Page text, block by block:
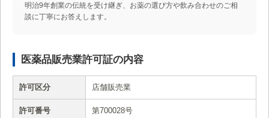
明治9年創業の伝統を受け継ぎ、お薬の選び方や飲み合わせのご相
談に丁寧にお答えします。
医薬品販売業許可証の内容
許可区分 店舗販売業
許可番号 第700028号